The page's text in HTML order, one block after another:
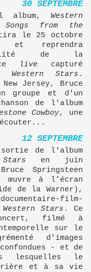
30 SEPTEMBRE
album, Western
from the
le 25 octobre
et reprendra
de la
live capturé
Western Stars .
Jersey, Bruce
groupe et d'un
de l'album
Cowboy, une
12 SEPTEMBRE
de l'album
en juin
Springsteen
œuvre à l’écran
de la Warner),
film-
Western Stars . Ce
filmé à
sur le
d'images
- et de
lesquelles le
et à sa vie